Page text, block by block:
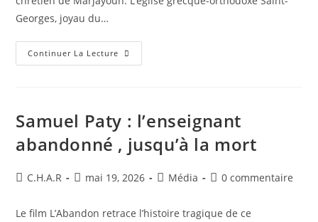
Georges, joyau du…
Continuer La Lecture
Samuel Paty : l’enseignant
abandonné , jusqu’à la mort
C.H.A.R mai 19, 2026 Média 0 commentaire
Le film L’Abandon retrace l’histoire tragique de ce